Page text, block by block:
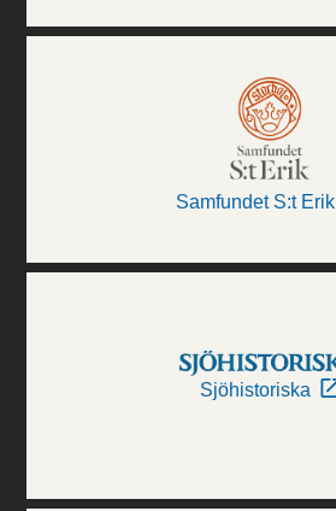
Samfundet S:t Erik
Sjöhistoriska